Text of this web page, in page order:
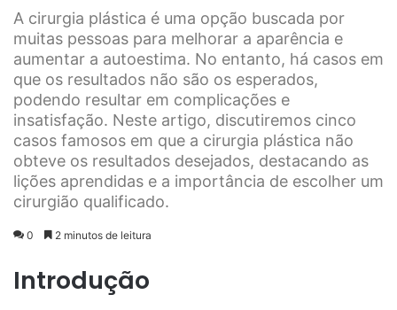
A cirurgia plástica é uma opção buscada por
muitas pessoas para melhorar a aparência e
aumentar a autoestima. No entanto, há casos em
que os resultados não são os esperados,
podendo resultar em complicações e
insatisfação. Neste artigo, discutiremos cinco
casos famosos em que a cirurgia plástica não
obteve os resultados desejados, destacando as
lições aprendidas e a importância de escolher um
cirurgião qualificado.
0 2 minutos de leitura
Introdução